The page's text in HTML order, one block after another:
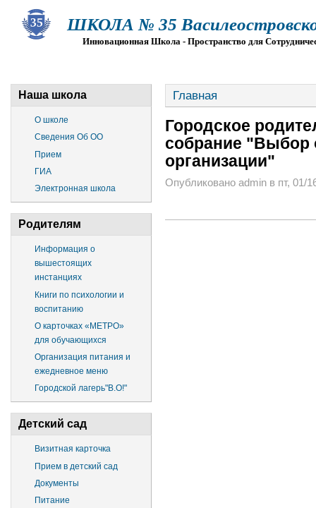
ШКОЛА № 35
Инновационная Школа - Пространство для
Наша школа
О школе
Сведения Об ОО
Прием
ГИА
Электронная школа
Родителям
Информация о
вышестоящих
инстанциях
Книги по психологии и
воспитанию
О карточках «МЕТРО»
для обучающихся
Организация питания и
ежедневное меню
Городской лагерь"В.О!"
Детский сад
Визитная карточка
Прием в детский сад
Документы
Питание
Главная
Городское
собрание "Выбор
организации"
Опубликовано admin в пт, 01/